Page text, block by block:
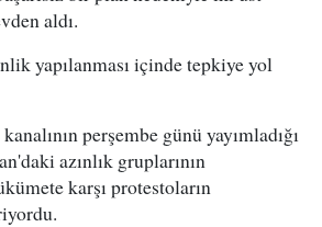
aldı.
yapılanması içinde tepkiye yol
perşembe günü yayımladığı
azınlık gruplarının
karşı protestoların